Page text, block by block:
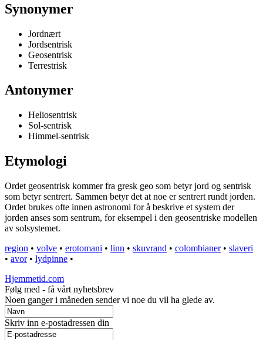
Synonymer
Jordnært
Jordsentrisk
Geosentrisk
Terrestrisk
Antonymer
Heliosentrisk
Sol-sentrisk
Himmel-sentrisk
Etymologi
Ordet geosentrisk kommer fra gresk geo som betyr jord og sentrisk
som betyr sentrert. Sammen betyr det at noe er sentrert rundt jorden.
Ordet brukes ofte innen astronomi for å beskrive et system der
jorden anses som sentrum, for eksempel i den geosentriske modellen
av solsystemet.
region • volve • erotomani • linn • skuvrand • colombianer• slaveri
• avor• lydpinne •
Hjemmetid.com
Følg med - få vårt nyhetsbrev
Noen ganger i måneden sender vi noe du vil ha glede av.
Skriv inn e-postadressen din